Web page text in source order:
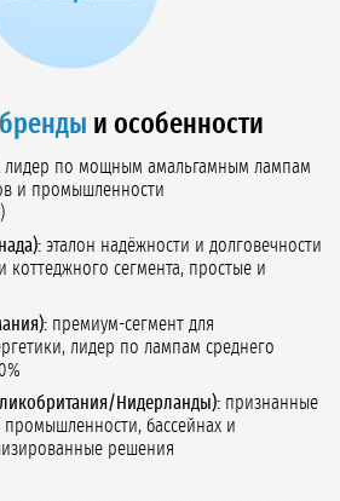
и особенности
лидер по мощным амальгамным лампам
и промышленности
эталон надёжности и долговечности
коттеджного сегмента, простые и
премиум-сегмент для
лидер по лампам среднего
Нидерланды): признанные
бассейнах и
решения